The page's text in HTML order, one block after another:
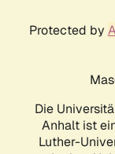
Protected by
Die
Anhalt ist
Luther-